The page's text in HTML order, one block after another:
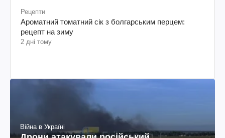
Рецепти
Ароматний томатний сік з болгарським перцем:
рецепт на зиму
2 дні тому
Війна в Україні